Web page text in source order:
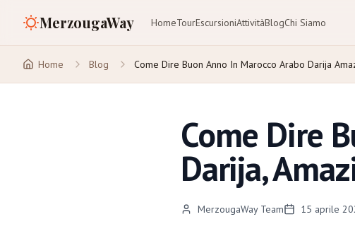
MerzougaWay HomeTourEscursioniAttivitàBlogChi Siamo
Home Blog Come Dire Buon Anno In Marocco Arabo Darija
Come Dire
Darija,
MerzougaWay Team 15 aprile